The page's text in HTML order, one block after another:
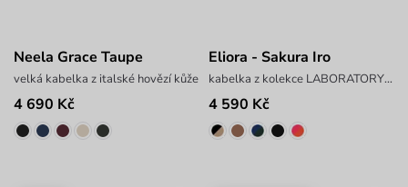
Neela Grace Taupe
velká kabelka z italské hovězí kůže
4 690 Kč
Eliora - Sakura Iro
kabelka z kolekce LABORATORY x ANTONIN SIMON
4 590 Kč